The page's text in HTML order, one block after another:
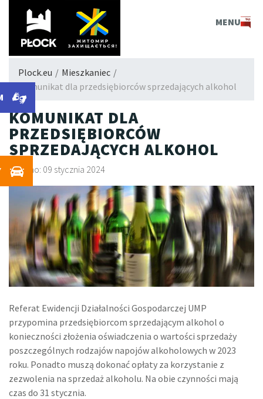
MENU
Plock.eu / Mieszkaniec /
Komunikat dla przedsiębiorców sprzedających alkohol
KOMUNIKAT DLA
PRZEDSIĘBIORCÓW
SPRZEDAJĄCYCH ALKOHOL
Dodano: 09 stycznia 2024
Referat Ewidencji Działalności Gospodarczej UMP
przypomina przedsiębiorcom sprzedającym alkohol o
konieczności złożenia oświadczenia o wartości sprzedaży
poszczególnych rodzajów napojów alkoholowych w 2023
roku. Ponadto muszą dokonać opłaty za korzystanie z
zezwolenia na sprzedaż alkoholu. Na obie czynności mają
czas do 31 stycznia.